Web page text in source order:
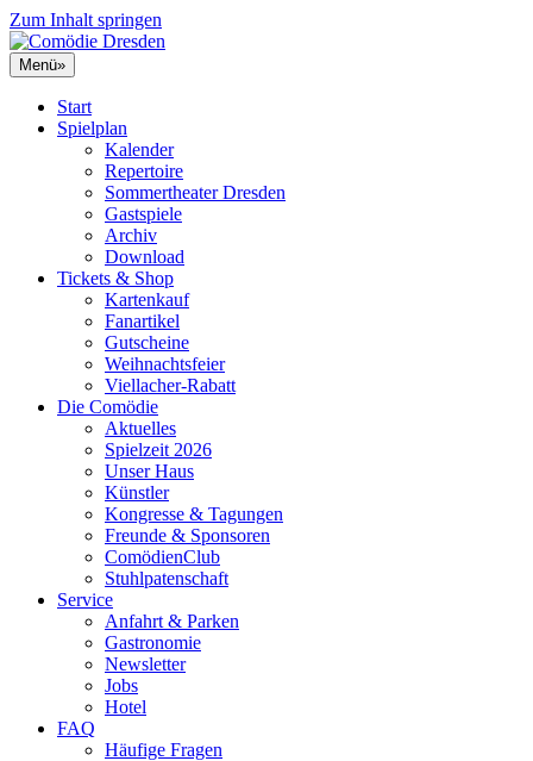
Zum Inhalt springen
Menü»
Start
Spielplan
Kalender
Repertoire
Sommertheater Dresden
Gastspiele
Archiv
Download
Tickets & Shop
Kartenkauf
Fanartikel
Gutscheine
Weihnachtsfeier
Viellacher-Rabatt
Die Comödie
Aktuelles
Spielzeit 2026
Unser Haus
Künstler
Kongresse & Tagungen
Freunde & Sponsoren
ComödienClub
Stuhlpatenschaft
Service
Anfahrt & Parken
Gastronomie
Newsletter
Jobs
Hotel
FAQ
Häufige Fragen